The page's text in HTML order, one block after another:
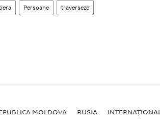
Persoane traverseze
MOLDOVA RUSIA INTERNAȚIONAL